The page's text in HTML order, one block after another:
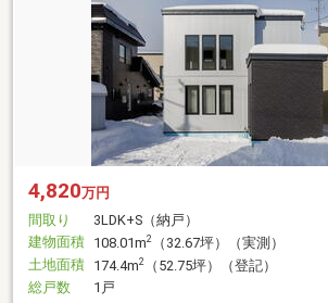
4,820万円
間取り
3LDK+S（納戸）
建物面積 108.01m2
（32.67坪）（実測）
土地面積 174.4m2
（52.75坪）（登記）
総戸数
1戸